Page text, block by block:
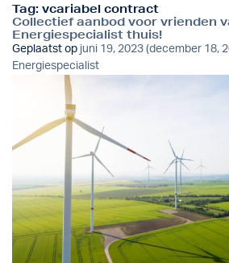
Tag: vcariabel contract
Collectief aanbod voor vrienden
Energiespecialist thuis!
Geplaatst op juni 19, 2023 (december 18,
Energiespecialist